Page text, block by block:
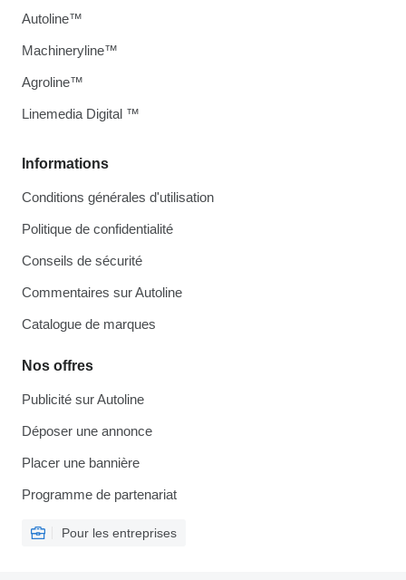
Informations
Conditions générales d'utilisation
Politique de confidentialité
Conseils de sécurité
Commentaires sur Autoline
Catalogue de marques
Nos offres
Publicité sur Autoline
Déposer une annonce
Placer une bannière
Programme de partenariat
Pour les entreprises
Autoline™
Machineryline™
Agroline™
Linemedia Digital ™